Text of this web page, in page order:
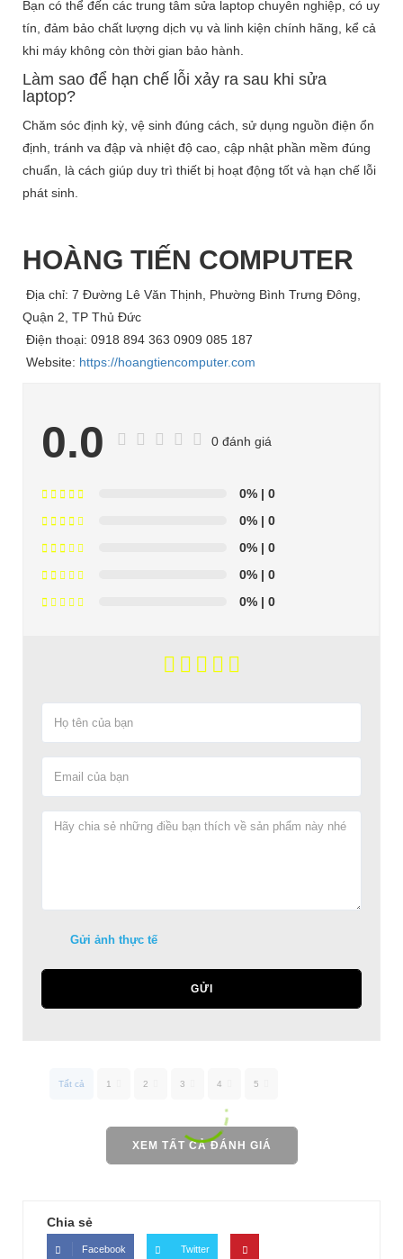
Bạn có thể đến các trung tâm sửa laptop chuyên nghiệp, có uy
tín, đảm bảo chất lượng dịch vụ và linh kiện chính hãng, kể cả
khi máy không còn thời gian bảo hành.
Làm sao để hạn chế lỗi xảy ra sau khi sửa
laptop?
Chăm sóc định kỳ, vệ sinh đúng cách, sử dụng nguồn điện ổn
định, tránh va đập và nhiệt độ cao, cập nhật phần mềm đúng
chuẩn, là cách giúp duy trì thiết bị hoạt động tốt và hạn chế lỗi
phát sinh.
HOÀNG TIẾN COMPUTER
Địa chỉ: 7 Đường Lê Văn Thịnh, Phường Bình Trưng Đông,
Quận 2, TP Thủ Đức
Điện thoại: 0918 894 363 0909 085 187
Website: https://hoangtiencomputer.com
0.0 0 đánh giá
0% | 0
0% | 0
0% | 0
0% | 0
0% | 0
Gửi ảnh thực tế
GỬI
Tất cả 1 2 3 4 5
XEM TẤT CẢ ĐÁNH GIÁ
Chia sẻ
Facebook Twitter